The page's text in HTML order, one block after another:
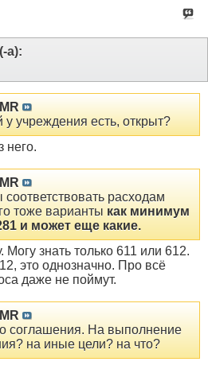
а):
учреждения есть, открыт?
него.
расходам
тоже варианты как минимум
и может еще какие.
Могу знать только 611 или 612.
это однозначно. Про всё
даже не поймут.
соглашения. На выполнение
на иные цели? на что?